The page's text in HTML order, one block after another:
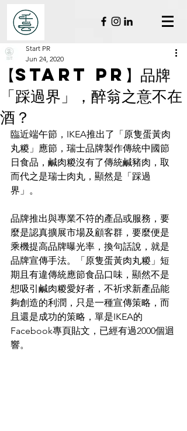
【Start PR】品牌
「踩過界」，醉翁之意不在
酒？
Start PR
Jun 24, 2020
臨近端午節，IKEA推出了「原隻蛋黃肉
丸糉」應節，瑞士品牌製作傳統中國節
日食品，鹹肉糉沒有了傳統鹹豬肉，取
而代之是瑞士肉丸，顯然是「踩過
界」。
品牌推出與專業不符的產品或服務，要
麼是認真擴展市場及顧客群，要麼便是
乘機提高品牌曝光率，換句話說，就是
品牌宣傳手法。「原隻蛋黃肉丸糉」短
期且有違傳統應節食品口味，顯然不是
想吸引鹹肉糉愛好者，不祈求新產品能
夠創造的利潤，只是一種宣傳策略，而
且還是成功的策略，單是IKEA的
Facebook專頁貼文，已經有過2000個迴
響。